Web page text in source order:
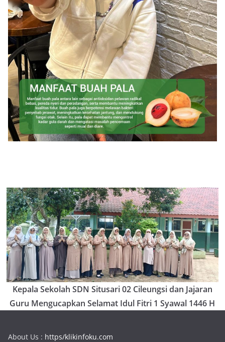
Kepala Sekolah SDN Situsari 02 Cileungsi dan Jajaran
Guru Mengucapkan Selamat Idul Fitri 1 Syawal 1446 H
About Us : https/klikinfoku.com